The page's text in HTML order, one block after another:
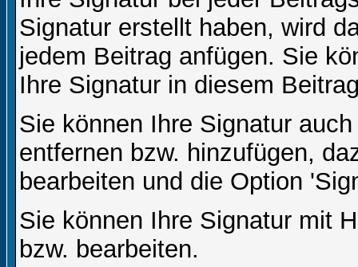
Signatur erstellt haben, wird
jedem Beitrag anfügen. Sie
Ihre Signatur in diesem
Sie können Ihre Signatur
entfernen bzw. hinzufügen,
bearbeiten und die Option
Sie können Ihre Signatur mit
bzw. bearbeiten.